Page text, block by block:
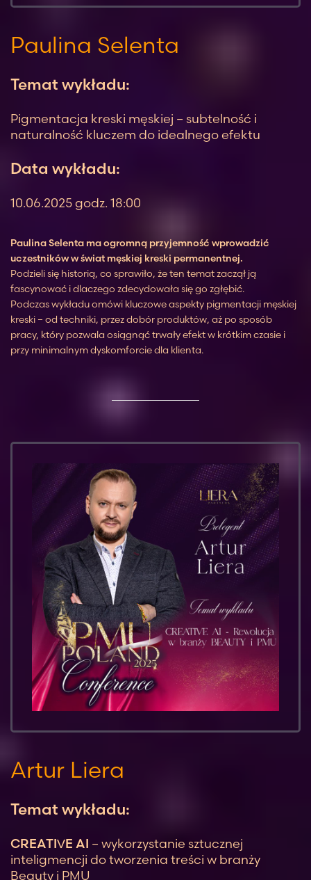
Paulina Selenta
Temat wykładu:
Pigmentacja kreski męskiej – subtelność i
naturalność kluczem do idealnego efektu
Data wykładu:
10.06.2025 godz. 18:00
Paulina Selenta ma ogromną przyjemność wprowadzić
uczestników w świat męskiej kreski permanentnej.
Podzieli się historią, co sprawiło, że ten temat zaczął ją
fascynować i dlaczego zdecydowała się go zgłębić.
Podczas wykładu omówi kluczowe aspekty pigmentacji męskiej
kreski – od techniki, przez dobór produktów, aż po sposób
pracy, który pozwala osiągnąć trwały efekt w krótkim czasie i
przy minimalnym dyskomforcie dla klienta.
Artur Liera
Temat wykładu:
CREATIVE AI – wykorzystanie sztucznej
inteligmencji do tworzenia treści w branży
Beauty i PMU